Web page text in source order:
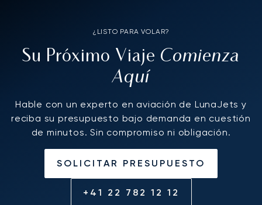
¿LISTO PARA VOLAR?
Su Próximo Viaje Comienza
Aquí
Hable con un experto en aviación de LunaJets y
reciba su presupuesto bajo demanda en cuestión
de minutos. Sin compromiso ni obligación.
SOLICITAR PRESUPUESTO
+41 22 782 12 12